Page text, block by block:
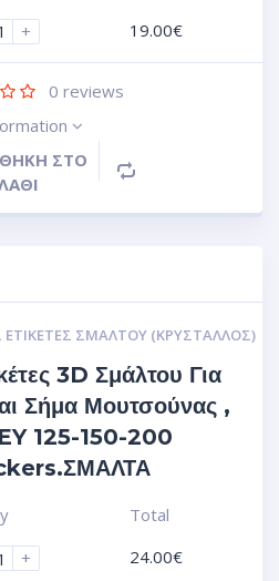
+
19.00€
0 reviews
ΣΤΟ
ΣΜΆΛΤΟΥ (ΚΡΥΣΤΑΛΛΟΣ)
3D Σμάλτου Για
Σήμα Μουτσούνας ,
125-150-200
+
Total
24.00€